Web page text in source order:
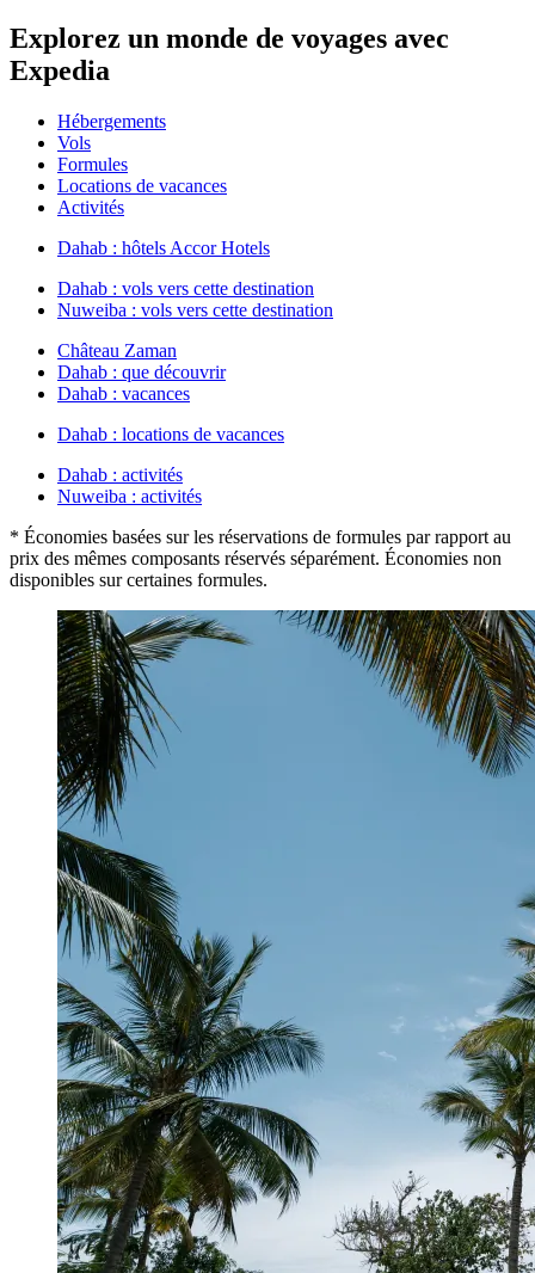
Explorez un monde de voyages avec
Expedia
Hébergements
Vols
Formules
Locations de vacances
Activités
Dahab : hôtels Accor Hotels
Dahab : vols vers cette destination
Nuweiba : vols vers cette destination
Château Zaman
Dahab : que découvrir
Dahab : vacances
Dahab : locations de vacances
Dahab : activités
Nuweiba : activités
* Économies basées sur les réservations de formules par rapport au
prix des mêmes composants réservés séparément. Économies non
disponibles sur certaines formules.